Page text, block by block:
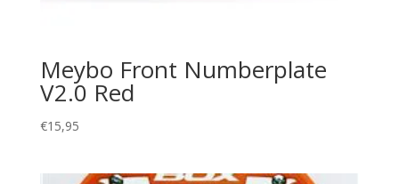
Meybo Front Numberplate
V2.0 Red
€15,95